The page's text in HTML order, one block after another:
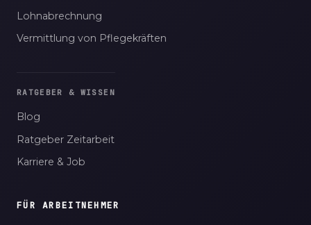
Lohnabrechnung
Vermittlung von Pflegekräften
RATGEBER & WISSEN
Blog
Ratgeber Zeitarbeit
Karriere & Job
FÜR ARBEITNEHMER